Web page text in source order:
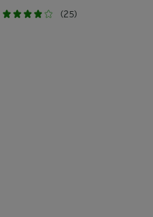
(25)